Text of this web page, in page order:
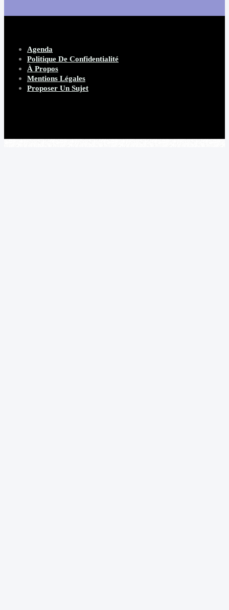
Agenda
Politique De Confidentialité
À Propos
Mentions Légales
Proposer Un Sujet